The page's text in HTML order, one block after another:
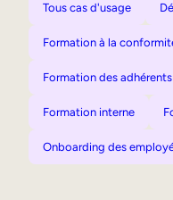
Tous cas d'usage
Formation à la
Formation des adhérents
Formation interne
Onboarding des